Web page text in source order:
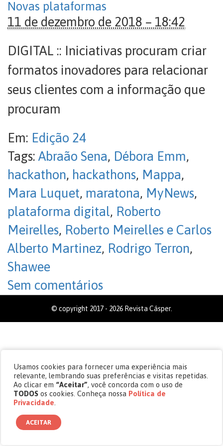
Novas plataformas
11 de dezembro de 2018 – 18:42
DIGITAL :: Iniciativas procuram criar
formatos inovadores para relacionar
seus clientes com a informação que
procuram
Em: Edição 24
Tags: Abraão Sena, Débora Emm,
hackathon, hackathons, Mappa,
Mara Luquet, maratona, MyNews,
plataforma digital, Roberto
Meirelles, Roberto Meirelles e Carlos
Alberto Martinez, Rodrigo Terron,
Shawee
Sem comentários
© copyright 2017 - 2026 Revista Cásper.
Usamos cookies para fornecer uma experiência mais
relevante, lembrando suas preferências e visitas repetidas.
Ao clicar em “Aceitar”, você concorda com o uso de
TODOS os cookies. Conheça nossa Política de
Privacidade
ACEITAR